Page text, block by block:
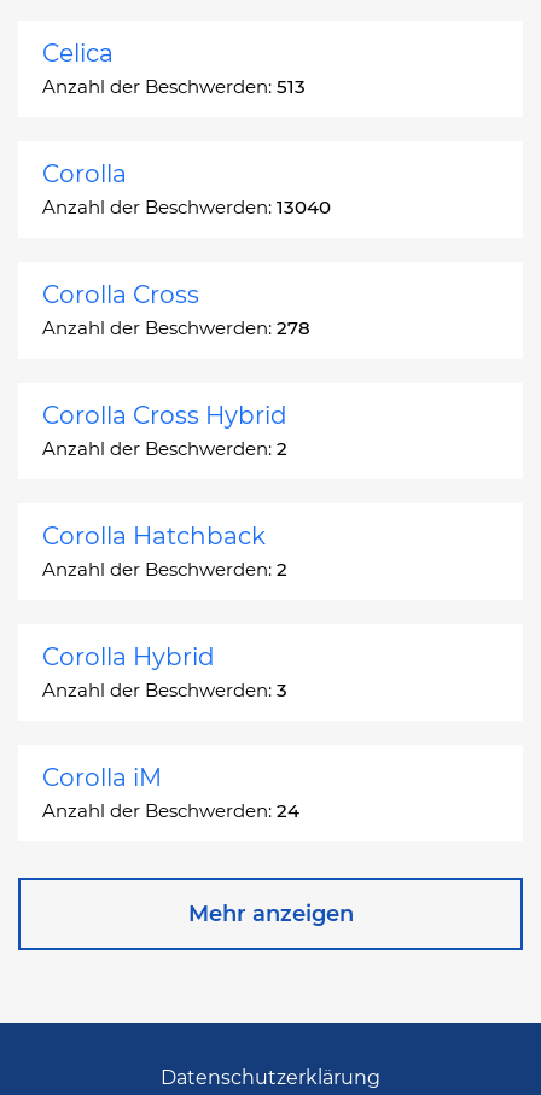
Celica
Anzahl der Beschwerden: 513
Corolla
Anzahl der Beschwerden: 13040
Corolla Cross
Anzahl der Beschwerden: 278
Corolla Cross Hybrid
Anzahl der Beschwerden: 2
Corolla Hatchback
Anzahl der Beschwerden: 2
Corolla Hybrid
Anzahl der Beschwerden: 3
Corolla iM
Anzahl der Beschwerden: 24
Corona Station Wagon
Mehr anzeigen
Datenschutzerklärung